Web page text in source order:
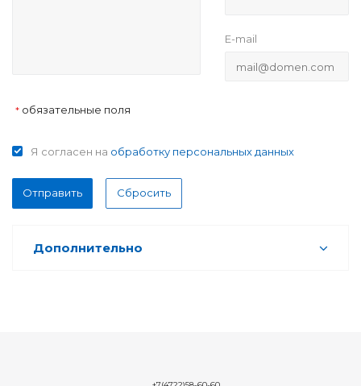
E-mail
* обязательные поля
Я согласен на обработку персональных данных
Отправить Сбросить
Дополнительно